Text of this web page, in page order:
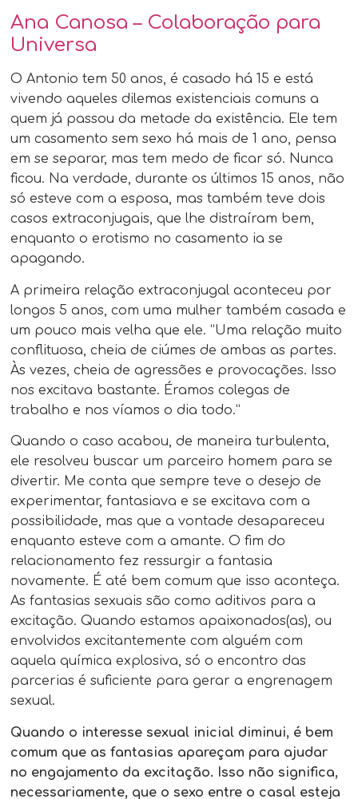
Ana Canosa – Colaboração para
Universa
O Antonio tem 50 anos, é casado há 15 e está
vivendo aqueles dilemas existenciais comuns a
quem já passou da metade da existência. Ele tem
um casamento sem sexo há mais de 1 ano, pensa
em se separar, mas tem medo de ficar só. Nunca
ficou. Na verdade, durante os últimos 15 anos, não
só esteve com a esposa, mas também teve dois
casos extraconjugais, que lhe distraíram bem,
enquanto o erotismo no casamento ia se
apagando.
A primeira relação extraconjugal aconteceu por
longos 5 anos, com uma mulher também casada e
um pouco mais velha que ele. “Uma relação muito
conflituosa, cheia de ciúmes de ambas as partes.
Às vezes, cheia de agressões e provocações. Isso
nos excitava bastante. Éramos colegas de
trabalho e nos víamos o dia todo.”
Quando o caso acabou, de maneira turbulenta,
ele resolveu buscar um parceiro homem para se
divertir. Me conta que sempre teve o desejo de
experimentar, fantasiava e se excitava com a
possibilidade, mas que a vontade desapareceu
enquanto esteve com a amante. O fim do
relacionamento fez ressurgir a fantasia
novamente. É até bem comum que isso aconteça.
As fantasias sexuais são como aditivos para a
excitação. Quando estamos apaixonados(as), ou
envolvidos excitantemente com alguém com
aquela química explosiva, só o encontro das
parcerias é suficiente para gerar a engrenagem
sexual.
Quando o interesse sexual inicial diminui, é bem
comum que as fantasias apareçam para ajudar
no engajamento da excitação. Isso não significa,
necessariamente, que o sexo entre o casal esteja